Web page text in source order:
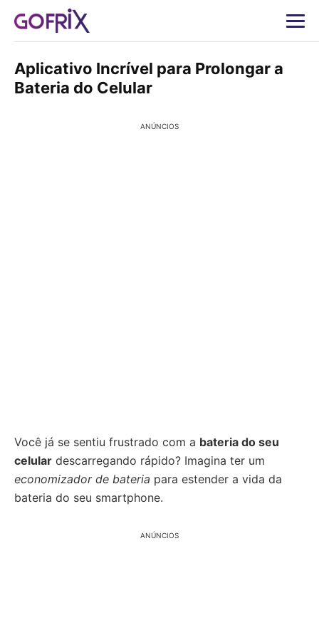
Aplicativo Incrível para Prolongar a
Bateria do Celular
ANÚNCIOS
Você já se sentiu frustrado com a bateria do seu
celular descarregando rápido? Imagina ter um
economizador de bateria para estender a vida da
bateria do seu smartphone.
ANÚNCIOS